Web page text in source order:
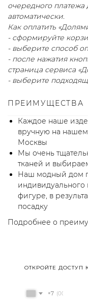
очередного платежа
автоматически.
Как оплатить
- сформируйте
- выберите способ
- после нажатия
страница сервиса
- выберите
ПРЕИМУЩЕСТВА
Каждое наше
вручную на
Москвы
Мы очень
тканей и
Наш модный дом
индивидуального
фигуре, в
посадку
Подробнее о
ОТКРОЙТЕ
+7